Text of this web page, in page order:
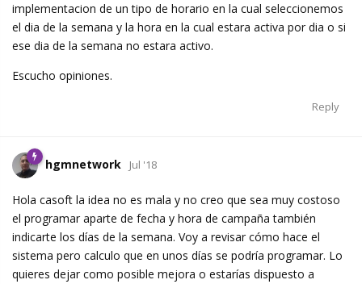
implementacion de un tipo de horario en la cual seleccionemos
el dia de la semana y la hora en la cual estara activa por dia o si
ese dia de la semana no estara activo.
Escucho opiniones.
Reply
hgmnetwork Jul '18
Hola casoft la idea no es mala y no creo que sea muy costoso
el programar aparte de fecha y hora de campaña también
indicarte los días de la semana. Voy a revisar cómo hace el
sistema pero calculo que en unos días se podría programar. Lo
quieres dejar como posible mejora o estarías dispuesto a